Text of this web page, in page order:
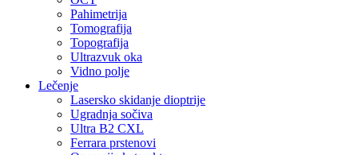
Pahimetrija
Tomografija
Topografija
Ultrazvuk oka
Vidno polje
Lečenje
Lasersko skidanje dioptrije
Ugradnja sočiva
Ultra B2 CXL
Ferrara prstenovi